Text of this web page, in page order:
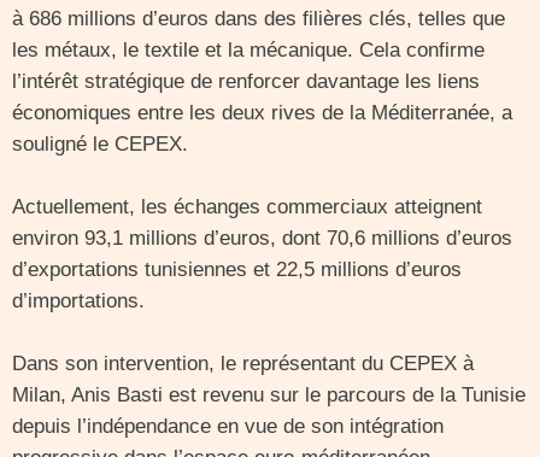
à 686 millions d’euros dans des filières clés, telles que
les métaux, le textile et la mécanique. Cela confirme
l’intérêt stratégique de renforcer davantage les liens
économiques entre les deux rives de la Méditerranée, a
souligné le CEPEX.
Actuellement, les échanges commerciaux atteignent
environ 93,1 millions d’euros, dont 70,6 millions d’euros
d’exportations tunisiennes et 22,5 millions d’euros
d’importations.
Dans son intervention, le représentant du CEPEX à
Milan, Anis Basti est revenu sur le parcours de la Tunisie
depuis l’indépendance en vue de son intégration